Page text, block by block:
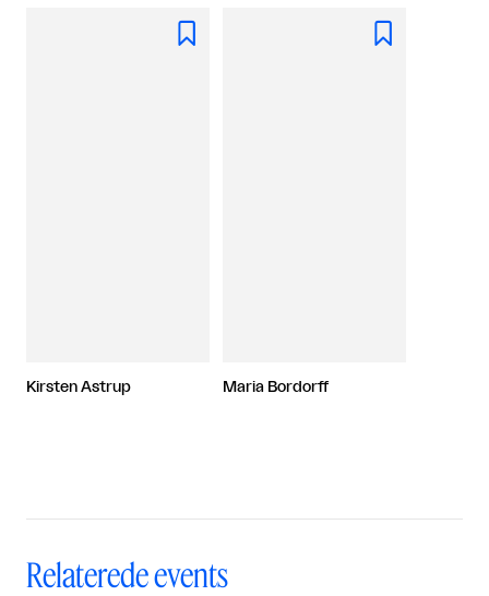

Kirsten Astrup

Maria Bordorff
Relaterede events